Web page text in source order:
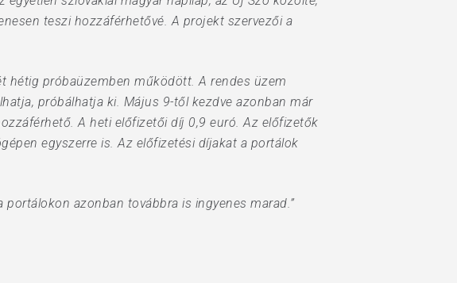
teszi hozzáférhetővé. A projekt szervezői a
hétig próbaüzemben működött. A rendes üzem
próbálhatja ki. Május 9-től kezdve azonban már
A heti előfizetői díj 0,9 euró. Az előfizetők
egyszerre is. Az előfizetési díjakat a portálok
azonban továbbra is ingyenes marad.”